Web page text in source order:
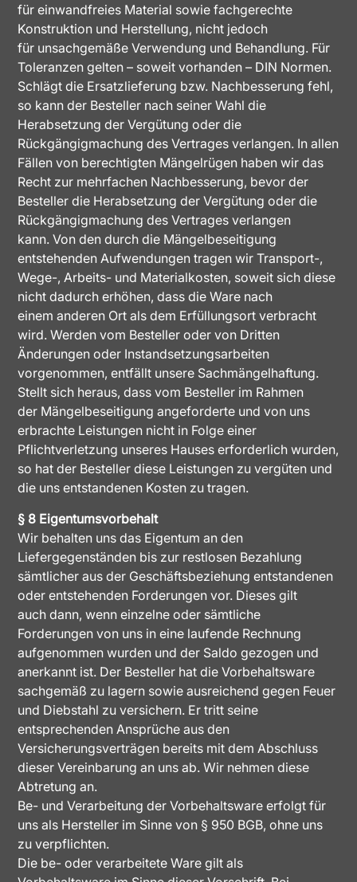
für einwandfreies Material sowie fachgerechte
Konstruktion und Herstellung, nicht jedoch
für unsachgemäße Verwendung und Behandlung. Für
Toleranzen gelten – soweit vorhanden – DIN Normen.
Schlägt die Ersatzlieferung bzw. Nachbesserung fehl,
so kann der Besteller nach seiner Wahl die
Herabsetzung der Vergütung oder die
Rückgängigmachung des Vertrages verlangen. In allen
Fällen von berechtigten Mängelrügen haben wir das
Recht zur mehrfachen Nachbesserung, bevor der
Besteller die Herabsetzung der Vergütung oder die
Rückgängigmachung des Vertrages verlangen
kann. Von den durch die Mängelbeseitigung
entstehenden Aufwendungen tragen wir Transport-,
Wege-, Arbeits- und Materialkosten, soweit sich diese
nicht dadurch erhöhen, dass die Ware nach
einem anderen Ort als dem Erfüllungsort verbracht
wird. Werden vom Besteller oder von Dritten
Änderungen oder Instandsetzungsarbeiten
vorgenommen, entfällt unsere Sachmängelhaftung.
Stellt sich heraus, dass vom Besteller im Rahmen
der Mängelbeseitigung angeforderte und von uns
erbrachte Leistungen nicht in Folge einer
Pflichtverletzung unseres Hauses erforderlich wurden,
so hat der Besteller diese Leistungen zu vergüten und
die uns entstandenen Kosten zu tragen.
§ 8 Eigentumsvorbehalt
Wir behalten uns das Eigentum an den
Liefergegenständen bis zur restlosen Bezahlung
sämtlicher aus der Geschäftsbeziehung entstandenen
oder entstehenden Forderungen vor. Dieses gilt
auch dann, wenn einzelne oder sämtliche
Forderungen von uns in eine laufende Rechnung
aufgenommen wurden und der Saldo gezogen und
anerkannt ist. Der Besteller hat die Vorbehaltsware
sachgemäß zu lagern sowie ausreichend gegen Feuer
und Diebstahl zu versichern. Er tritt seine
entsprechenden Ansprüche aus den
Versicherungsverträgen bereits mit dem Abschluss
dieser Vereinbarung an uns ab. Wir nehmen diese
Abtretung an.
Be- und Verarbeitung der Vorbehaltsware erfolgt für
uns als Hersteller im Sinne von § 950 BGB, ohne uns
zu verpflichten.
Die be- oder verarbeitete Ware gilt als